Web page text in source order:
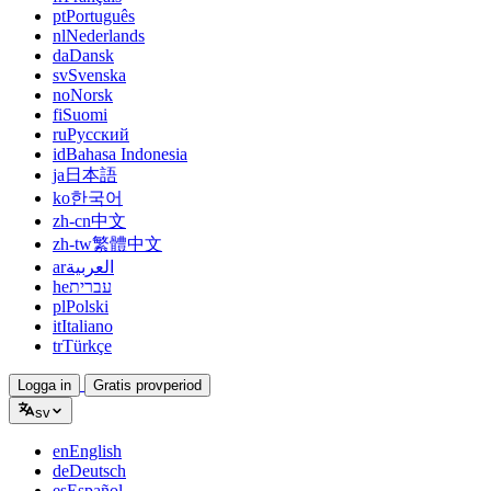
ptPortuguês
nlNederlands
daDansk
svSvenska
noNorsk
fiSuomi
ruРусский
idBahasa Indonesia
ja 日本語
ko한국어
zh-cn中文
zh-tw繁體中文
arالعربية
heעברית
plPolski
itItaliano
trTürkçe
Logga in
Gratis provperiod
sv
enEnglish
deDeutsch